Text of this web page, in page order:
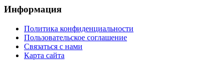
Информация
Политика конфиденциальности
Пользовательское соглашение
Связаться с нами
Карта сайта